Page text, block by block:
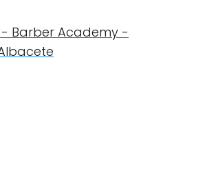
- Barber Academy -